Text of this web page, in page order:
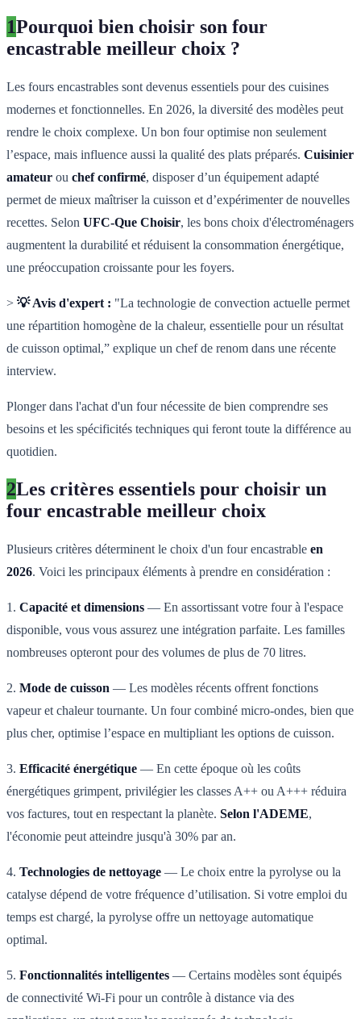
1Pourquoi bien choisir son four
encastrable meilleur choix ?
Les fours encastrables sont devenus essentiels pour des cuisines
modernes et fonctionnelles. En 2026, la diversité des modèles peut
rendre le choix complexe. Un bon four optimise non seulement
l’espace, mais influence aussi la qualité des plats préparés. Cuisinier
amateur ou chef confirmé, disposer d’un équipement adapté
permet de mieux maîtriser la cuisson et d’expérimenter de nouvelles
recettes. Selon UFC-Que Choisir, les bons choix d'électroménagers
augmentent la durabilité et réduisent la consommation énergétique,
une préoccupation croissante pour les foyers.
> 💡 Avis d'expert : "La technologie de convection actuelle permet
une répartition homogène de la chaleur, essentielle pour un résultat
de cuisson optimal,” explique un chef de renom dans une récente
interview.
Plonger dans l'achat d'un four nécessite de bien comprendre ses
besoins et les spécificités techniques qui feront toute la différence au
quotidien.
2Les critères essentiels pour choisir un
four encastrable meilleur choix
Plusieurs critères déterminent le choix d'un four encastrable en
2026. Voici les principaux éléments à prendre en considération :
1. Capacité et dimensions — En assortissant votre four à l'espace
disponible, vous vous assurez une intégration parfaite. Les familles
nombreuses opteront pour des volumes de plus de 70 litres.
2. Mode de cuisson — Les modèles récents offrent fonctions
vapeur et chaleur tournante. Un four combiné micro-ondes, bien que
plus cher, optimise l’espace en multipliant les options de cuisson.
3. Efficacité énergétique — En cette époque où les coûts
énergétiques grimpent, privilégier les classes A++ ou A+++ réduira
vos factures, tout en respectant la planète. Selon l'ADEME,
l'économie peut atteindre jusqu'à 30% par an.
4. Technologies de nettoyage — Le choix entre la pyrolyse ou la
catalyse dépend de votre fréquence d’utilisation. Si votre emploi du
temps est chargé, la pyrolyse offre un nettoyage automatique
optimal.
5. Fonctionnalités intelligentes — Certains modèles sont équipés
de connectivité Wi-Fi pour un contrôle à distance via des